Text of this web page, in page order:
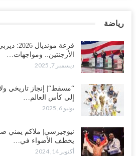
رياضة
قرعة
الأرجنتين.. ومواجهات…
ديسمبر 7, 2025
“مسقط“| إنجاز تاريخي
إلى كأس العالم…
يونيو 6, 2025
نيوجيرسي| ملاكم يمني
يخطف الأضواء في…
أكتوبر 14, 2024